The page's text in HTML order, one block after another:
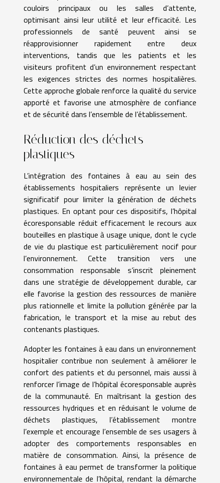
couloirs principaux ou les salles d’attente,
optimisant ainsi leur utilité et leur efficacité. Les
professionnels de santé peuvent ainsi se
réapprovisionner rapidement entre deux
interventions, tandis que les patients et les
visiteurs profitent d’un environnement respectant
les exigences strictes des normes hospitalières.
Cette approche globale renforce la qualité du service
apporté et favorise une atmosphère de confiance
et de sécurité dans l’ensemble de l’établissement.
Réduction des déchets
plastiques
L’intégration des fontaines à eau au sein des
établissements hospitaliers représente un levier
significatif pour limiter la génération de déchets
plastiques. En optant pour ces dispositifs, l’hôpital
écoresponsable réduit efficacement le recours aux
bouteilles en plastique à usage unique, dont le cycle
de vie du plastique est particulièrement nocif pour
l’environnement. Cette transition vers une
consommation responsable s’inscrit pleinement
dans une stratégie de développement durable, car
elle favorise la gestion des ressources de manière
plus rationnelle et limite la pollution générée par la
fabrication, le transport et la mise au rebut des
contenants plastiques.
Adopter les fontaines à eau dans un environnement
hospitalier contribue non seulement à améliorer le
confort des patients et du personnel, mais aussi à
renforcer l’image de l’hôpital écoresponsable auprès
de la communauté. En maîtrisant la gestion des
ressources hydriques et en réduisant le volume de
déchets plastiques, l’établissement montre
l’exemple et encourage l’ensemble de ses usagers à
adopter des comportements responsables en
matière de consommation. Ainsi, la présence de
fontaines à eau permet de transformer la politique
environnementale de l’hôpital, rendant la démarche